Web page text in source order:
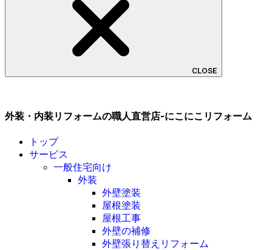
CLOSE
外装・内装リフォームの職人直営店-にこにこリフォーム
トップ
サービス
一般住宅向け
外装
外壁塗装
屋根塗装
屋根工事
外壁の補修
外壁張り替えリフォーム